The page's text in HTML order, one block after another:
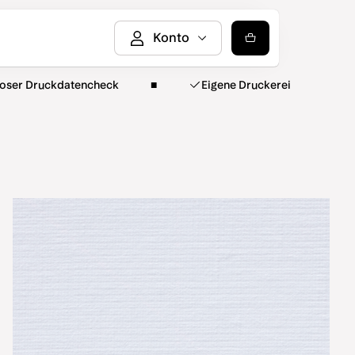
Druckdatencheck Eigene Druckerei